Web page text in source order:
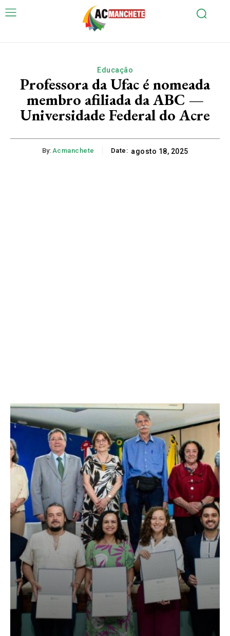
Educação
Professora da Ufac é nomeada
membro afiliada da ABC —
Universidade Federal do Acre
By: Acmanchete Date: agosto 18, 2025